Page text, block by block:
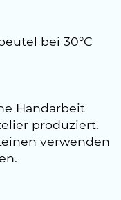
bei 30°C
Handarbeit
produziert.
verwenden